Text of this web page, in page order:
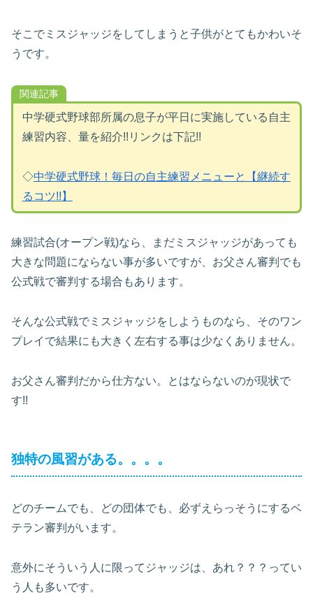
そこでミスジャッジをしてしまうと子供がとてもかわいそ
うです。
関連記事
中学硬式野球部所属の息子が平日に実施している自主
練習内容、量を紹介!!リンクは下記!!
◇中学硬式野球！毎日の自主練習メニューと【継続す
るコツ!!】
練習試合(オープン戦)なら、まだミスジャッジがあっても
大きな問題にならない事が多いですが、お父さん審判でも
公式戦で審判する場合もあります。
そんな公式戦でミスジャッジをしようものなら、そのワン
プレイで結果にも大きく左右する事は少なくありません。
お父さん審判だから仕方ない。とはならないのが現状で
す!!
独特の風習がある。。。。
どのチームでも、どの団体でも、必ずえらっそうにするベ
テラン審判がいます。
意外にそういう人に限ってジャッジは、あれ？？？ってい
う人も多いです。